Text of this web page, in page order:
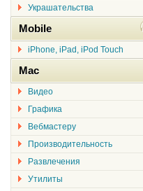
Украшательства
Mobile
iPhone, iPad, iPod Touch
Mac
Видео
Графика
Вебмастеру
Производительность
Развлечения
Утилиты